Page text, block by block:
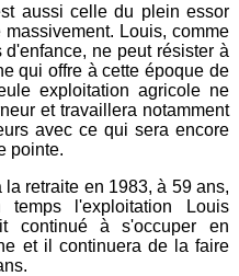
aussi celle du plein essor
Louis, comme
ne peut résister à
qui offre à cette époque de
exploitation agricole ne
et travaillera notamment
avec ce qui sera encore
pointe.
retraite en 1983, à 59 ans,
l'exploitation Louis
continué à s'occuper en
et il continuera de la faire